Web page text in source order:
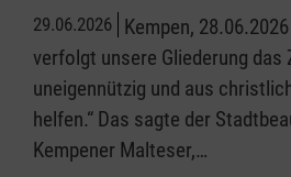
29.06.2026 Kempen,
verfolgt unsere Gliederung das
uneigennützig und aus
helfen.“ Das sagte der
Kempener Malteser,…